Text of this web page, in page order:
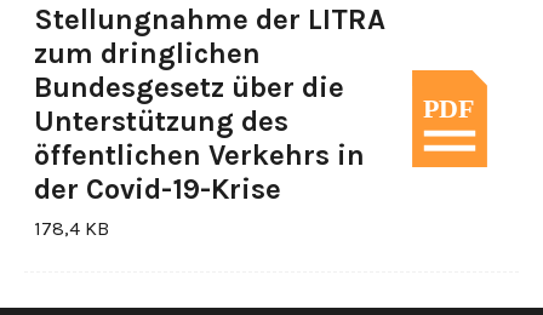
Stellungnahme der LITRA
zum dringlichen
Bundesgesetz über die
Unterstützung des
öffentlichen Verkehrs in
der Covid-19-Krise
178,4 KB